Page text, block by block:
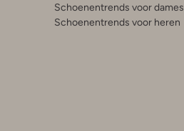
Schoenentrends voor dames
Schoenentrends voor heren